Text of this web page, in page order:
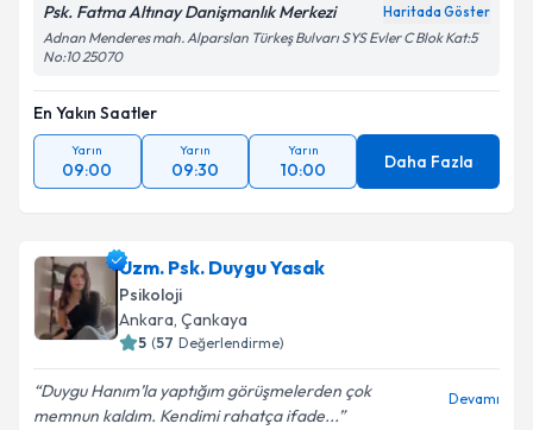
Psk. Fatma Altınay Danişmanlık Merkezi Haritada Göster
Adnan Menderes mah. Alparslan Türkeş Bulvarı SYS Evler C Blok Kat:5
No:10 25070
En Yakın Saatler
Yarın
09:00
Yarın
09:30
Yarın
10:00 Daha Fazla
Uzm. Psk. Duygu Yasak
Psikoloji
Ankara, Çankaya
5 (57 Değerlendirme)
Duygu Hanım’la yaptığım görüşmelerden çok
memnun kaldım. Kendimi rahatça ifade...
Devamı